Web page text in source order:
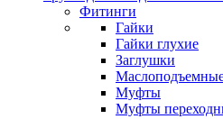
Фитинги
Гайки
Гайки глухие
Заглушки
Муфты
Муфты